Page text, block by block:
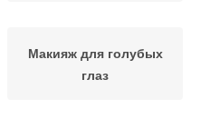
Макияж для голубых
глаз